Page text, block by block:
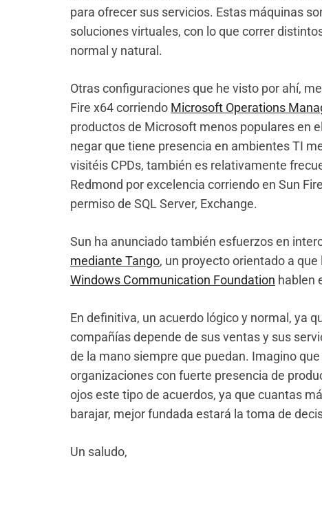
para ofrecer sus servicios. Estas máquinas
soluciones virtuales, con lo que correr
normal y natural.
Otras configuraciones que he visto por ahí,
Fire x64 corriendo Microsoft Operations
productos de Microsoft menos populares en
negar que tiene presencia en ambientes TI
visitéis CPDs, también es relativamente
Redmond por excelencia corriendo en Sun
permiso de SQL Server, Exchange.
Sun ha anunciado también esfuerzos en
mediante Tango, un proyecto orientado a
Windows Communication Foundation hablen
En definitiva, un acuerdo lógico y normal, ya
compañías depende de sus ventas y sus
de la mano siempre que puedan. Imagino
organizaciones con fuerte presencia de
ojos este tipo de acuerdos, ya que cuantas
barajar, mejor fundada estará la toma de
Un saludo,